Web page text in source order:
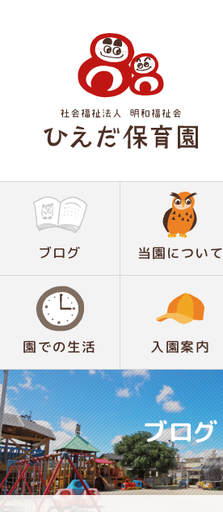
稗田保育園
ブログ 当園について
園での生活 入園案内
ブログ